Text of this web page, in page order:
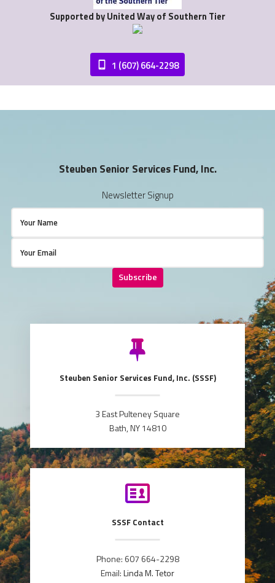
Supported by United Way of Southern Tier
1 (607) 664-2298
Steuben Senior Services Fund, Inc.
Newsletter Signup
Subscribe
Steuben Senior Services Fund, Inc. (SSSF)
3 East Pulteney Square
Bath, NY 14810
SSSF Contact
Phone: 607 664-2298
Email:Linda M. Tetor